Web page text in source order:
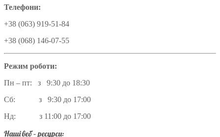
Телефони:
+38 (063) 919-51-84
+38 (068) 146-07-55
Режим роботи:
Пн – пт: з 9:30 до 18:30
Сб: з 9:30 до 17:00
Нд: з 11:00 до 17:00
Наші веб – ресурси: